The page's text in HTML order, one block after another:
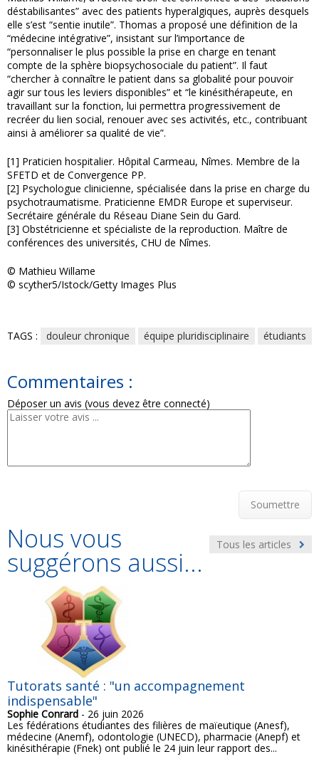
déstabilisantes” avec des patients hyperalgiques, auprès desquels
elle s’est “sentie inutile”. Thomas a proposé une définition de la
“médecine intégrative”, insistant sur l’importance de
“personnaliser le plus possible la prise en charge en tenant
compte de la sphère biopsychosociale du patient”. Il faut
“chercher à connaître le patient dans sa globalité pour pouvoir
agir sur tous les leviers disponibles” et “le kinésithérapeute, en
travaillant sur la fonction, lui permettra progressivement de
recréer du lien social, renouer avec ses activités, etc., contribuant
ainsi à améliorer sa qualité de vie”.
[1] Praticien hospitalier. Hôpital Carmeau, Nîmes. Membre de la
SFETD et de Convergence PP.
[2] Psychologue clinicienne, spécialisée dans la prise en charge du
psychotraumatisme. Praticienne EMDR Europe et superviseur.
Secrétaire générale du Réseau Diane Sein du Gard.
[3] Obstétricienne et spécialiste de la reproduction. Maître de
conférences des universités, CHU de Nîmes.
© Mathieu Willame
© scyther5/Istock/Getty Images Plus
TAGS : douleur chronique équipe pluridisciplinaire étudiants
Commentaires :
Déposer un avis (vous devez être connecté)
Soumettre
Tous les articles
Nous vous
suggérons aussi...
Tutorats santé : "un accompagnement
indispensable"
Sophie Conrard - 26 juin 2026
Les fédérations étudiantes des filières de maïeutique (Anesf),
médecine (Anemf), odontologie (UNECD), pharmacie (Anepf) et
kinésithérapie (Fnek) ont publié le 24 juin leur rapport des...